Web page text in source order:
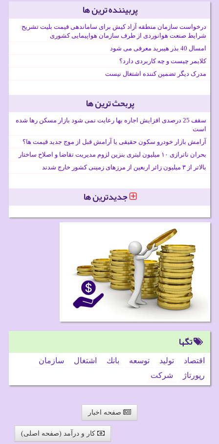
پربیننده ترین ها
درخواست سازمان منطقه آزاد کیش برای ساماندهی قیمت بلیت تشریح
شرایط صنعت هوانوردی از طرف سازمان هواپیمایی کشوری
امسال 40 بذر هیبرید معرفی می شود
کلایمر چیست و چه کاربردی دارد؟
مدرک دیگر تضمین کننده اشتغال نیست
پربحث ترین ها
سقف 25 درصدی افزایش اجاره بها رعایت نمی شود بازار مسکن رها شده
است
آرامش بازار خودرو سکون حقیقی یا آرامش قبل از موج جدید قیمت ها؟
بحران ناترازی ۱۰ میلیون لیتری بنزین لزوم مدیریت تقاضا و اصلاح ساختار
بالاتر از ۳ میلیون زائر اربعین از مرزهای زمینی کشور خارج شدند
جدیدترین ها
تگها
اقتصاد تولید توسعه بانك اشتغال
سازمان
رپورتاژ
شركت
صفحه اخبار
کار و درآمد (صفحه اصلی)